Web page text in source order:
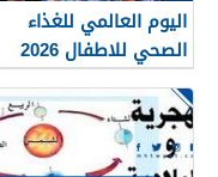
اليوم العالمي للغذاء
الصحي للاطفال 2026